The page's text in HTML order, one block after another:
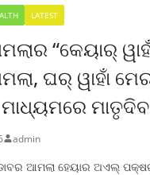
LATEST
“କେୟାର୍
ଘର୍ ୱାହାଁ
admin
ଆମଲା ହେୟାର ଅଏଲ୍